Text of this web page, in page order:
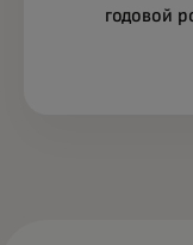
годовой